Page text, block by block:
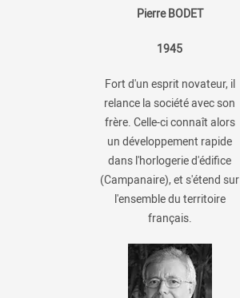
Pierre BODET
1945
Fort d'un esprit novateur, il
relance la société avec son
frère. Celle-ci connaît alors
un développement rapide
dans l'horlogerie d'édifice
(Campanaire), et s'étend sur
l'ensemble du territoire
français.